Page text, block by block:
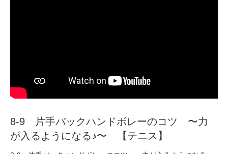
8-9 片手バックハンドボレーのコツ 〜力
が入るようになる♪〜 【テニス】